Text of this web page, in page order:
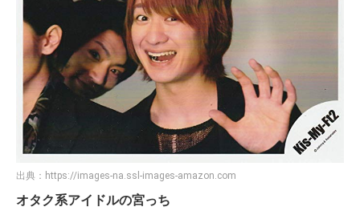
出典： https://images-na.ssl-images-amazon.com
オタク系アイドルの宮っち